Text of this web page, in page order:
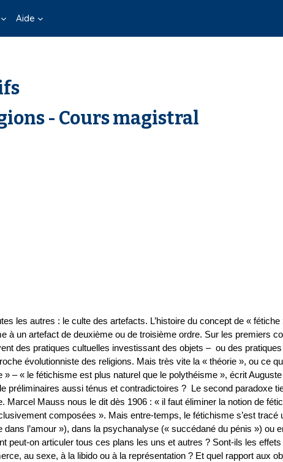
Aide
- Cours magistral
les autres : le culte des artefacts. L’histoire du concept de « fétiche
à un artefact de deuxième ou de troisième ordre. Sur les premiers
des pratiques cultuelles investissant des objets – ou des
évolutionniste des religions. Mais très vite la « théorie », ou ce
» – « le fétichisme est plus naturel que le polythéisme », écrit
préliminaires aussi ténus et contradictoires ? Le second paradoxe
Marcel Mauss nous le dit dès 1906 : « il faut éliminer la notion de
composées ». Mais entre-temps, le fétichisme s’est tracé
l’amour »), dans la psychanalyse (« succédané du pénis ») ou
on articuler tous ces plans les uns et autres ? Sont-ils les effets
au sexe, à la libido ou à la représentation ? Et quel rapport aux